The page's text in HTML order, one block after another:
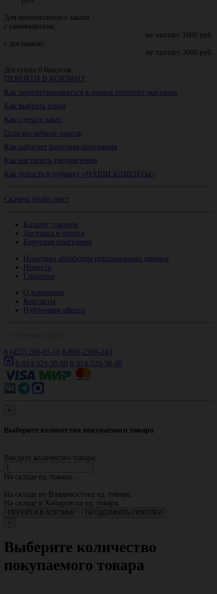
Для минимального заказа
с самовывозом:
не хватает 1000 руб.
с доставкой:
не хватает 3000 руб.
Доступно 0 бонусов.
ПЕРЕЙТИ В КОРЗИНУ
Как зарегистрироваться в нашем интернет-магазине
Как выбрать товар
Как сделать заказ
Если вы забыли пароль
Как работает бонусная программа
Как настроить уведомления
Как попасть в рубрику «НАШИ КЛИЕНТЫ»
Скачать прайс-лист
Каталог товаров
Доставка и оплата
Бонусная программа
Политика обработки персональных данных
Новости
Гарантии
О компании
Контакты
Публичная оферта
8 (423) 260-05-10 8-800-2500-243
8-914-329-38-80 8-914-329-38-80
×
Выберите количество покупаемого товара
Введите количество товара:
На складе ед. товара.
На складе во Владивостоке ед. товара.
На складе в Хабаровске ед. товара.
ПЕРЕЙТИ В КОРЗИНУ
ПРОДОЛЖИТЬ ПОКУПКИ
×
Выберите количество
покупаемого товара